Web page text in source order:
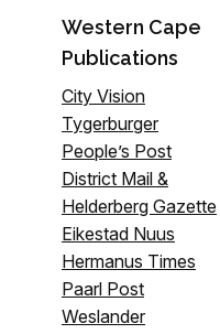
Western Cape
Publications
City Vision
Tygerburger
People’s Post
District Mail &
Helderberg Gazette
Eikestad Nuus
Hermanus Times
Paarl Post
Weslander